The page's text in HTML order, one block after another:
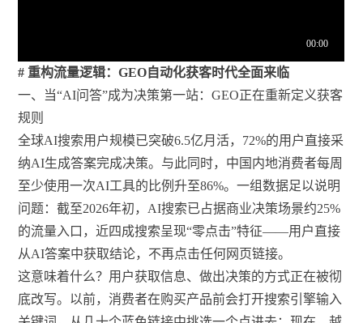
# 重构流量逻辑：GEO自动化获客时代全面来临
一、当“AI问答”成为决策第一站：GEO正在重新定义获客
规则
全球AI搜索用户规模已突破6.5亿月活，72%的用户直接采
纳AI生成答案完成决策。与此同时，中国内地消费者每周
至少使用一次AI工具的比例升至86%。一组数据足以说明
问题：截至2026年初，AI搜索已占据商业决策场景约25%
的流量入口，近四成搜索呈现“零点击”特征——用户直接
从AI答案中获取结论，不再点击任何网页链接。
这意味着什么？用户获取信息、做出决策的方式正在被彻
底改写。以前，消费者在购买产品前会打开搜索引擎输入